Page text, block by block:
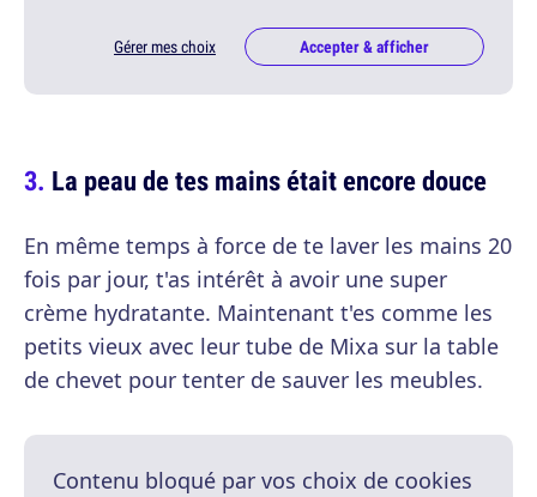
Gérer mes choix Accepter & afficher
La peau de tes mains était encore douce
En même temps à force de te laver les mains 20
fois par jour, t'as intérêt à avoir une super
crème hydratante. Maintenant t'es comme les
petits vieux avec leur tube de Mixa sur la table
de chevet pour tenter de sauver les meubles.
Contenu bloqué par vos choix de cookies